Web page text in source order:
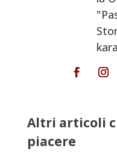
Altri articoli
piacere